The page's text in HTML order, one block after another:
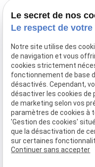
03 28 68 82 00
06 80 84 45 90
Adresse
10, chemin de Cassel
59470 BOLLEZEELE
Horaires
09:00 - 17:00
Lundi - Samedi
Le secret de nos
Le respect de
Notre site utilise des
de navigation et vous
cookies strictement
fonctionnement de base
désactivés. Cependant,
désactiver les cookies de
de marketing selon vos
paramètres de cookies à
'Gestion des cookies'
que la désactivation de
sur certaines
Continuer sans accepter